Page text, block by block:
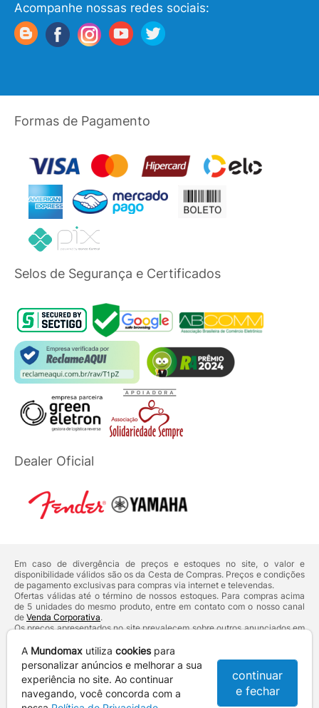
Acompanhe nossas redes sociais:
Formas de Pagamento
Selos de Segurança e Certificados
Dealer Oficial
Em caso de divergência de preços e estoques no site, o valor e
disponibilidade válidos são os da Cesta de Compras. Preços e condições
de pagamento exclusivas para compras via internet e televendas.
Ofertas válidas até o término de nossos estoques. Para compras acima
de 5 unidades do mesmo produto, entre em contato com o nosso canal
de Venda Corporativa.
Os preços apresentados no site prevalecem sobre outros anunciados em
Defesa do Consumidor:Lei nº 8.078.
Vendas sujeitas à confirmação de dados e análises de crédito e risco.
Razão Social: Hayamax Distribuidora de Produtos Eletrônicos Ltda -
CNPJ: 01.725.627/0002-53 - Endereço: R. Senador Souza Naves, 9 -
Centro - CEP: 86010-921 - Londrina / PR
A Mundomax utiliza cookiespara
personalizar anúncios e melhorar a sua
experiência no site. Ao continuar
navegando, você concorda com a
continuar
e fechar